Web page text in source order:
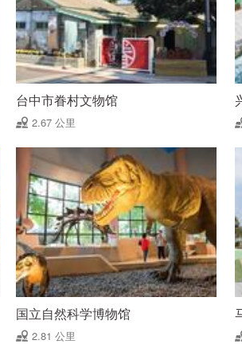
台中市眷村文物馆
2.67 公里
国立自然科学博物馆
2.81 公里